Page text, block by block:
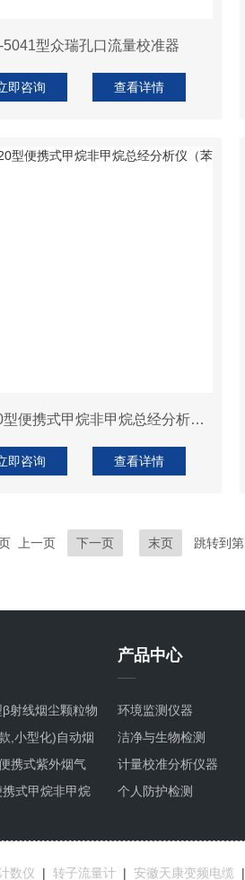
5041型众瑞孔口流量校准器
即咨询 查看详情
ZR-7220型便携式甲烷非甲烷总经分析仪（苯系物）
即咨询 查看详情
上一页 下一页 末页 跳转到第
射线烟尘颗粒物
,小型化)自动烟
携式紫外烟气
式甲烷非甲烷
产品中心
环境监测仪器
洁净与生物检测
计量校准分析仪器
个人防护检测
数仪 | 转子流量计 | 安徽天康变频电缆 |